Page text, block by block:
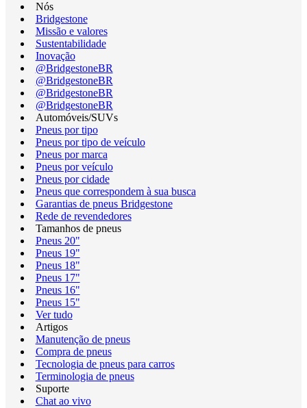
Nós
Bridgestone
Missão e valores
Sustentabilidade
Inovação
@BridgestoneBR
@BridgestoneBR
@BridgestoneBR
@BridgestoneBR
Automóveis/SUVs
Pneus por tipo
Pneus por tipo de veículo
Pneus por marca
Pneus por veículo
Pneus por cidade
Pneus que correspondem à sua busca
Garantias de pneus Bridgestone
Rede de revendedores
Tamanhos de pneus
Pneus 20"
Pneus 19"
Pneus 18"
Pneus 17"
Pneus 16"
Pneus 15"
Ver tudo
Artigos
Manutenção de pneus
Compra de pneus
Tecnologia de pneus para carros
Terminologia de pneus
Suporte
Chat ao vivo